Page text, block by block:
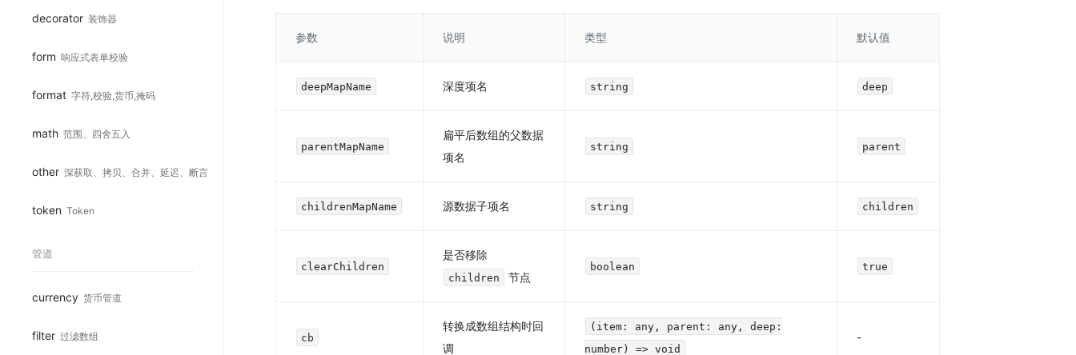
decorator 装饰器
form 响应式表单校验
format 字符,校验,货币,掩码
math 范围、四舍五入
other 深获取、拷贝、合并、延迟、断言
token Token
管道
currency 货币管道
filter 过滤数组
参数 说明 类型 默认值
deepMapName 深度项名 string deep
parentMapName
扁平后数组的父数据
项名
string parent
childrenMapName 源数据子项名 string children
clearChildren
是否移除
children 节点
boolean true
cb
转换成数组结构时回
调
(item: any, parent: any, deep:
number) => void
-